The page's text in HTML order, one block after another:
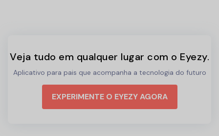
Veja tudo em qualquer lugar com o Eyezy.
Aplicativo para pais que acompanha a tecnologia do futuro
EXPERIMENTE O EYEZY AGORA